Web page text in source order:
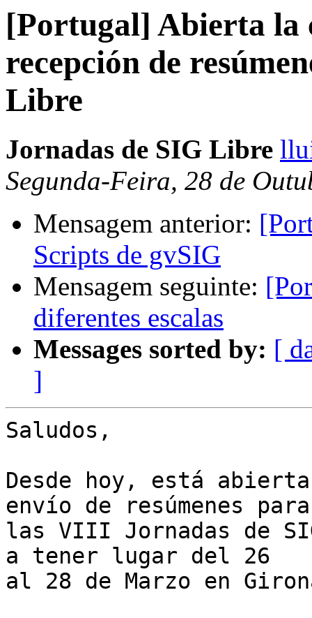
[Portugal] Abierta la
recepción de
Libre
Jornadas de SIG Libre
Segunda-Feira, 28 de
Mensagem anterior:
Scripts de gvSIG
Mensagem seguinte:
diferentes escalas
Messages sorted by: [
]
Saludos,
Desde hoy, está
envío de resúmenes
las VIII Jornadas de
a tener lugar del 26
al 28 de Marzo en